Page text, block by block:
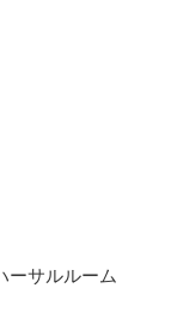
サルルーム